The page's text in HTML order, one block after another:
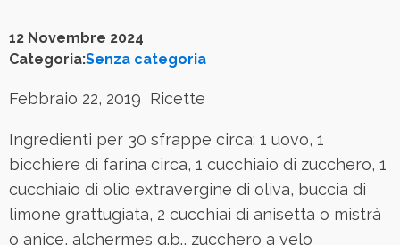
12 Novembre 2024
Categoria:Senza categoria
Febbraio 22, 2019 Ricette
Ingredienti per 30 sfrappe circa: 1 uovo, 1
bicchiere di farina circa, 1 cucchiaio di zucchero, 1
cucchiaio di olio extravergine di oliva, buccia di
limone grattugiata, 2 cucchiai di anisetta o mistrà
o anice, alchermes q.b., zucchero a velo